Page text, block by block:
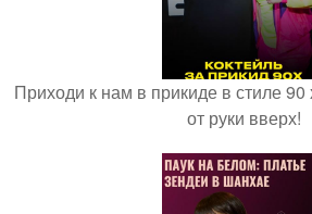
Приходи к нам в прикиде в стиле 90
от руки вверх!